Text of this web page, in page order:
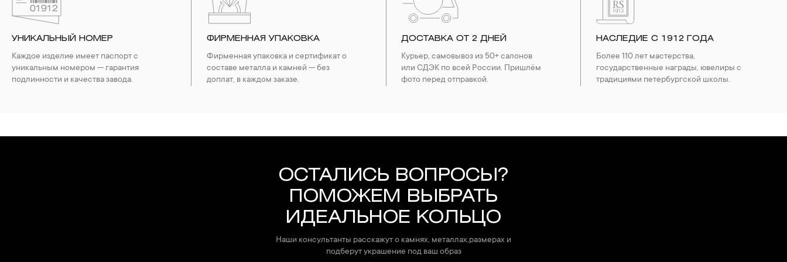
бирюза, малахит и янтарь.
УНИКАЛЬНЫЙ НОМЕР
Каждое изделие имеет паспорт с
уникальным номером — гарантия
подлинности и качества завода.
ФИРМЕННАЯ УПАКОВКА
Фирменная упаковка и сертификат о
составе металла и камней — без
доплат, в каждом заказе.
ДОСТАВКА ОТ 2 ДНЕЙ
Курьер, самовывоз из 50+ салонов
или СДЭК по всей России. Пришлём
фото перед отправкой.
НАСЛЕДИЕ С 1912 ГОДА
Более 110 лет мастерства,
государственные награды, ювелиры с
традициями петербургской школы.
ОСТАЛИСЬ ВОПРОСЫ?
ПОМОЖЕМ ВЫБРАТЬ
ИДЕАЛЬНОЕ КОЛЬЦО
Наши консультанты расскажут о камнях, металлах,размерах и
подберут украшение под ваш образ